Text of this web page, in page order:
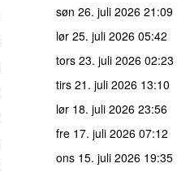
søn 26. juli 2026 21:09
lør 25. juli 2026 05:42
tors 23. juli 2026 02:23
tirs 21. juli 2026 13:10
lør 18. juli 2026 23:56
fre 17. juli 2026 07:12
ons 15. juli 2026 19:35